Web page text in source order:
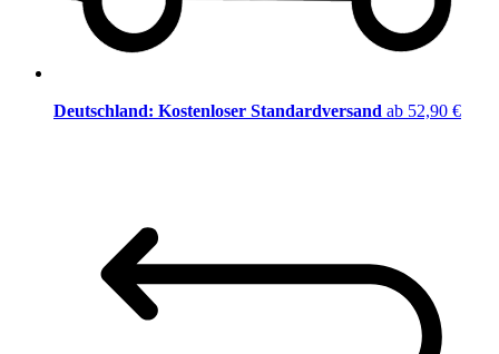
Deutschland: Kostenloser Standardversand ab 52,90 €